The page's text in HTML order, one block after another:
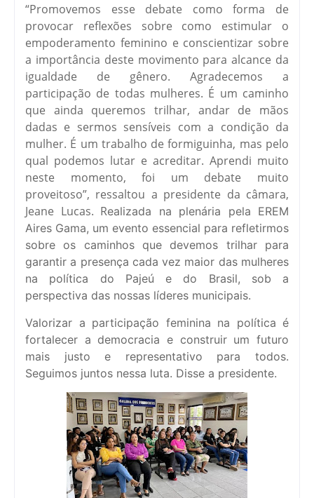
“Promovemos esse debate como forma de
provocar reflexões sobre como estimular o
empoderamento feminino e conscientizar sobre
a importância deste movimento para alcance da
igualdade de gênero. Agradecemos a
participação de todas mulheres. É um caminho
que ainda queremos trilhar, andar de mãos
dadas e sermos sensíveis com a condição da
mulher. É um trabalho de formiguinha, mas pelo
qual podemos lutar e acreditar. Aprendi muito
neste momento, foi um debate muito
proveitoso”, ressaltou a presidente da câmara,
Jeane Lucas. Realizada na plenária pela EREM
Aires Gama, um evento essencial para refletirmos
sobre os caminhos que devemos trilhar para
garantir a presença cada vez maior das mulheres
na política do Pajeú e do Brasil, sob a
perspectiva das nossas líderes municipais.
Valorizar a participação feminina na política é
fortalecer a democracia e construir um futuro
mais justo e representativo para todos.
Seguimos juntos nessa luta. Disse a presidente.